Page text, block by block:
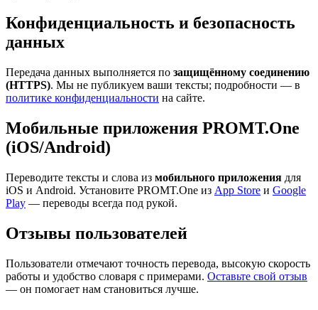
Конфиденциальность и безопасность
данных
Передача данных выполняется по защищённому соединению
(HTTPS). Мы не публикуем ваши тексты; подробности — в
политике конфиденциальности на сайте.
Мобильные приложения PROMT.One
(iOS/Android)
Переводите тексты и слова из мобильного приложения для
iOS и Android. Установите PROMT.One из App Store и Google
Play — переводы всегда под рукой.
Отзывы пользователей
Пользователи отмечают точность перевода, высокую скорость
работы и удобство словаря с примерами. Оставьте свой отзыв
— он помогает нам становиться лучше.